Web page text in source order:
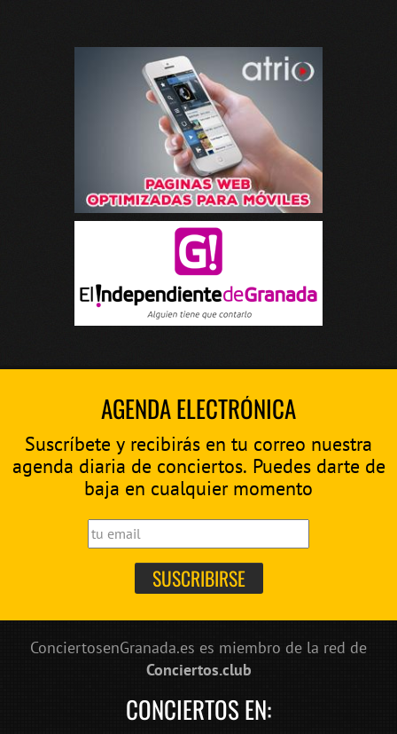
AGENDA ELECTRÓNICA
Suscríbete y recibirás en tu correo nuestra
agenda diaria de conciertos. Puedes darte de
baja en cualquier momento
ConciertosenGranada.es es miembro de la red de
Conciertos.club
CONCIERTOS EN: